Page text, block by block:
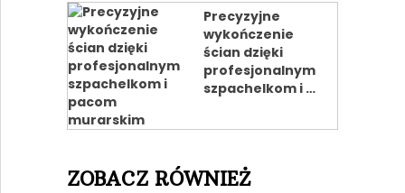
Precyzyjne
wykończenie
ścian dzięki
profesjonalnym
szpachelkom i …
ZOBACZ RÓWNIEŻ